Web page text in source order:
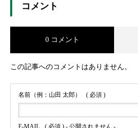
コメント
0 コメント
この記事へのコメントはありません。
名前（例：山田 太郎） ( 必須 )
E-MAIL ( 必須 ) - 公開されません -